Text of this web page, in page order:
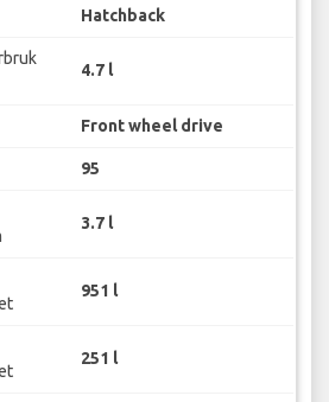
Hatchback
4.7 l
Front wheel drive
95
3.7 l
951 l
251 l